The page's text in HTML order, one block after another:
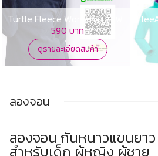
Turtle Fleece Womens เสื้อฟลี
ซกันหนาว
590 บาท
ดูรายละเอียดสินค้า
ลองจอน
ลองจอน กันหนาวแขนยา
สำหรับเด็ก ผู้หญิง ผู้ชาย